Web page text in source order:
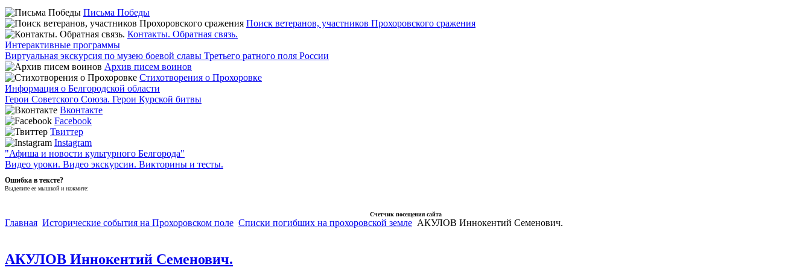
Письма Победы
Поиск ветеранов, участников Прохоровского сражения
Контакты. Обратная связь.
Интерактивные программы
Виртуальная экскурсия по музею боевой славы Третьего ратного поля России
Архив писем воинов
Стихотворения о Прохоровке
Информация о Белгородской области
Герои Советского Союза. Герои Курской битвы
Вконтакте
Facebook
Твиттер
Instagram
"Афиша и новости культурного Белгорода"
Видео уроки. Видео экскурсии. Викторины и тесты.
Ошибка в тексте?
Выделите ее мышкой и нажмите:
Счетчик посещения сайта
Главная Исторические события на Прохоровском поле Списки погибших на прохоровской земле АКУЛОВ Иннокентий Семенович.
АКУЛОВ Иннокентий Семенович.